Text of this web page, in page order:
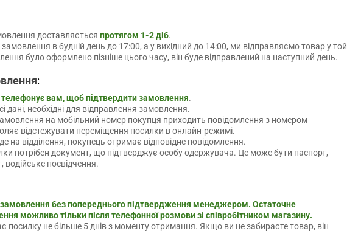
доставляється протягом 1-2 діб.
в будній день до 17:00, а у вихідний до 14:00, ми відправляємо товар у той
було оформлено пізніше цього часу, він буде відправлений на наступний день.
:
вам, щоб підтвердити замовлення.
необхідні для відправлення замовлення.
на мобільний номер покупця приходить повідомлення з номером
відстежувати переміщення посилки в онлайн-режимі.
на відділення, покупець отримає відповідне повідомлення.
потрібен документ, що підтверджує особу одержувача. Це може бути паспорт,
посвідчення.
без попереднього підтвердження менеджером. Остаточне
можливо тільки після телефонної розмови зі співробітником магазину.
посилку не більше 5 днів з моменту отримання. Якщо ви не забираєте товар, він